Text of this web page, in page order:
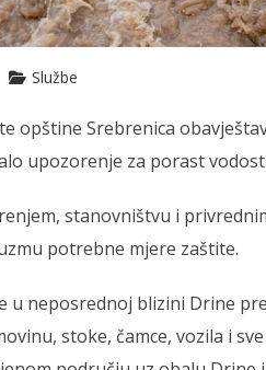
Službe
opštine Srebrenica
upozorenje za porast
stanovništvu i
potrebne mjere zaštite.
u neposrednoj blizini Drine
stoke, čamce, vozila i